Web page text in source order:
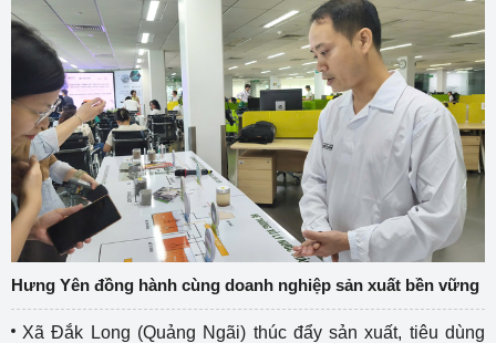
Hưng Yên đồng hành cùng doanh nghiệp sản xuất bền vững
Xã Đắk Long (Quảng Ngãi) thúc đẩy sản xuất, tiêu dùng